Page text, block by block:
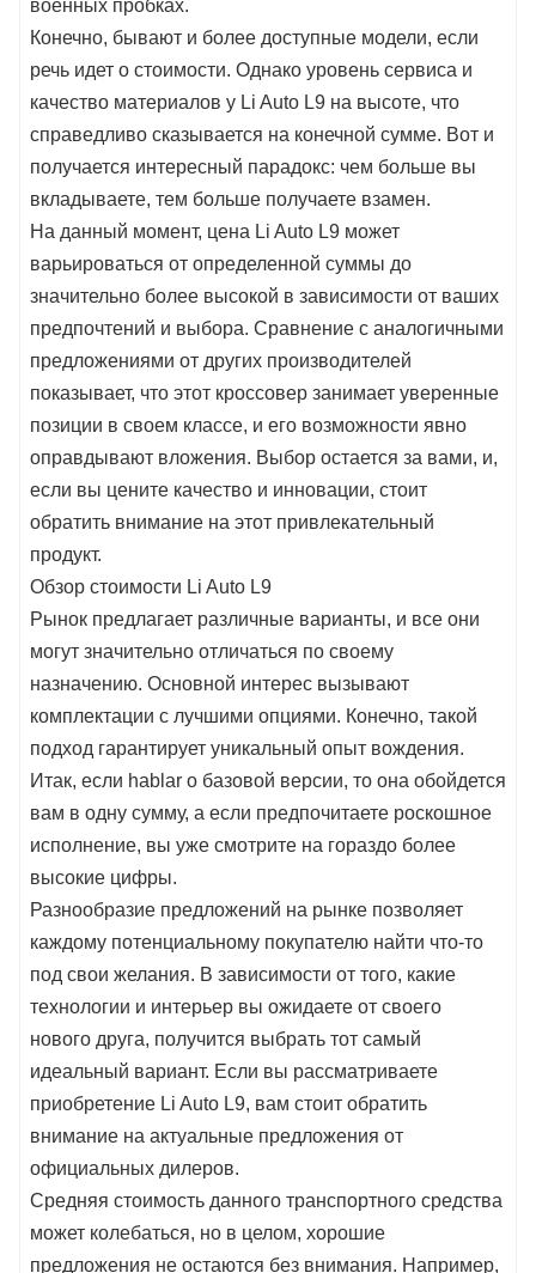
военных пробках.
Конечно, бывают и более доступные модели, если
речь идет о стоимости. Однако уровень сервиса и
качество материалов у Li Auto L9 на высоте, что
справедливо сказывается на конечной сумме. Вот и
получается интересный парадокс: чем больше вы
вкладываете, тем больше получаете взамен.
На данный момент, цена Li Auto L9 может
варьироваться от определенной суммы до
значительно более высокой в зависимости от ваших
предпочтений и выбора. Сравнение с аналогичными
предложениями от других производителей
показывает, что этот кроссовер занимает уверенные
позиции в своем классе, и его возможности явно
оправдывают вложения. Выбор остается за вами, и,
если вы цените качество и инновации, стоит
обратить внимание на этот привлекательный
продукт.
Обзор стоимости Li Auto L9
Рынок предлагает различные варианты, и все они
могут значительно отличаться по своему
назначению. Основной интерес вызывают
комплектации с лучшими опциями. Конечно, такой
подход гарантирует уникальный опыт вождения.
Итак, если hablar о базовой версии, то она обойдется
вам в одну сумму, а если предпочитаете роскошное
исполнение, вы уже смотрите на гораздо более
высокие цифры.
Разнообразие предложений на рынке позволяет
каждому потенциальному покупателю найти что-то
под свои желания. В зависимости от того, какие
технологии и интерьер вы ожидаете от своего
нового друга, получится выбрать тот самый
идеальный вариант. Если вы рассматриваете
приобретение Li Auto L9, вам стоит обратить
внимание на актуальные предложения от
официальных дилеров.
Средняя стоимость данного транспортного средства
может колебаться, но в целом, хорошие
предложения не остаются без внимания. Например,